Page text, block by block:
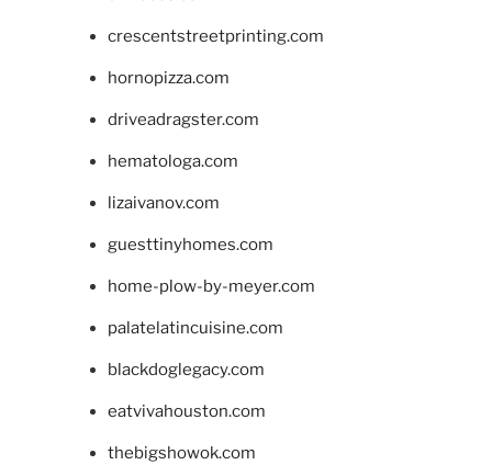
crescentstreetprinting.com
hornopizza.com
driveadragster.com
hematologa.com
lizaivanov.com
guesttinyhomes.com
home-plow-by-meyer.com
palatelatincuisine.com
blackdoglegacy.com
eatvivahouston.com
thebigshowok.com